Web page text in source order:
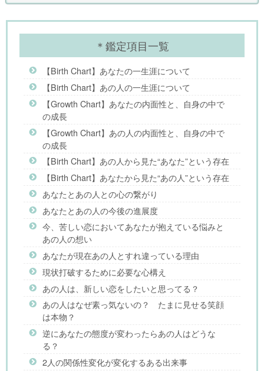
＊鑑定項目一覧
【Birth Chart】あなたの一生涯について
【Birth Chart】あの人の一生涯について
【Growth Chart】あなたの内面性と、自身の中で
の成長
【Growth Chart】あの人の内面性と、自身の中で
の成長
【Birth Chart】あの人から見た“あなた”という存在
【Birth Chart】あなたから見た“あの人”という存在
あなたとあの人との心の繋がり
あなたとあの人の今後の進展度
今、苦しい恋においてあなたが抱えている悩みと
あの人の想い
あなたが現在あの人とすれ違っている理由
現状打破するために必要な心構え
あの人は、新しい恋をしたいと思ってる？
あの人はなぜ素っ気ないの？ たまに見せる笑顔
は本物？
逆にあなたの態度が変わったらあの人はどうな
る？
2人の関係性変化が変化するある出来事